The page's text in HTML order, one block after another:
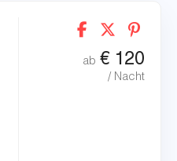
ab € 120
/ Nacht